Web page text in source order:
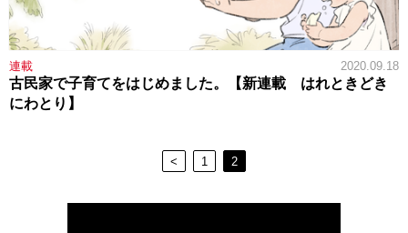
連載 2020.09.18
古民家で子育てをはじめました。【新連載 はれときどき
にわとり】
< 1 2